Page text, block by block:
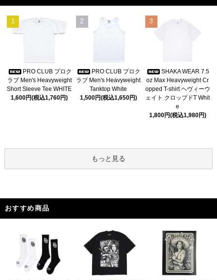
1
PRO CLUB プロク
ラブ Men's Heavyweight
Short Sleeve Tee WHITE
1,600円(税込1,760円)
2
PRO CLUB プロク
ラブ Men's Heavyweight
Tanktop White
1,500円(税込1,650円)
3
SHAKA WEAR 7.5
oz Max Heavyweight Cr
opped T-shirt ヘヴィーウ
ェイト クロップドT Whit
e
1,800円(税込1,980円)
もっと見る
おすすめ商品